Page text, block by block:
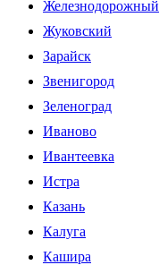
Железнодорожный
Жуковский
Зарайск
Звенигород
Зеленоград
Иваново
Ивантеевка
Истра
Казань
Калуга
Кашира